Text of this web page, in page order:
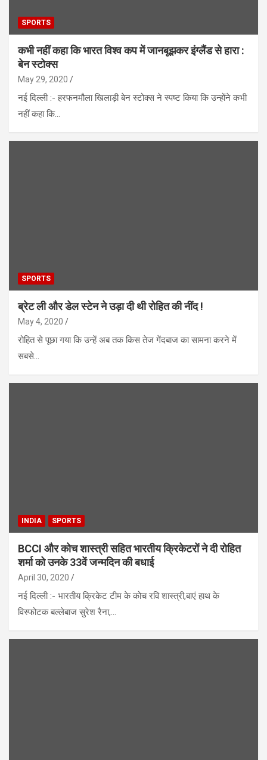
SPORTS
कभी नहीं कहा कि भारत विश्व कप में जानबूझकर इंग्लैंड से हारा :
बेन स्टोक्स
May 29, 2020
नई दिल्ली :- हरफनमौला खिलाड़ी बेन स्टोक्स ने स्पष्ट किया कि उन्होंने कभी
नहीं कहा कि…
SPORTS
ब्रेट ली और डेल स्टेन ने उड़ा दी थी रोहित की नींद !
May 4, 2020
रोहित से पूछा गया कि उन्हें अब तक किस तेज गेंदबाज का सामना करने में
सबसे…
INDIA SPORTS
BCCI और कोच शास्त्री सहित भारतीय क्रिकेटरों ने दी रोहित
शर्मा को उनके 33वें जन्मदिन की बधाई
April 30, 2020
नई दिल्ली :- भारतीय क्रिकेट टीम के कोच रवि शास्त्री,बाएं हाथ के
विस्फोटक बल्लेबाज सुरेश रैना,…